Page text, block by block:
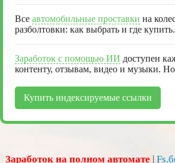
Все автомобильные проставки на
разболтовки: как выбрать и где купить.
Заработок с помощью ИИ доступен
контенту, отзывам, видео и музыки.
Купить индексируемые ссылки
Заработок на полном автомате |